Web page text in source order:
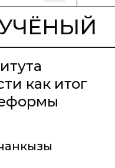
как итог